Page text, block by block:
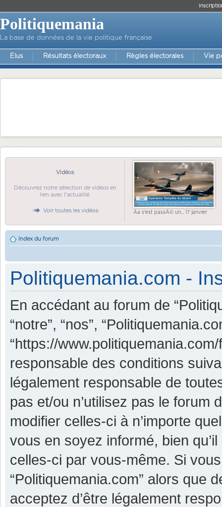
Politiquemania
La base de données de la vie politique française
Elus Résultats électoraux Règles électorales Vie
Vidéos
Découvrez notre sélection de vidéos en
lien avec l'actualité.
Voir toutes les vidéos Ãa s'est passÃ© un... 17 janvier
Index du forum
Politiquemania.com -
En accédant au forum de
“notre”, “nos”,
“https://
responsable des conditions
légalement responsable de
pas et/ou n’utilisez pas le forum
modifier celles-ci à n’importe
vous en soyez informé, bien
celles-ci par vous-même. Si
“Politiquemania.com” alors que
acceptez d’être légalement